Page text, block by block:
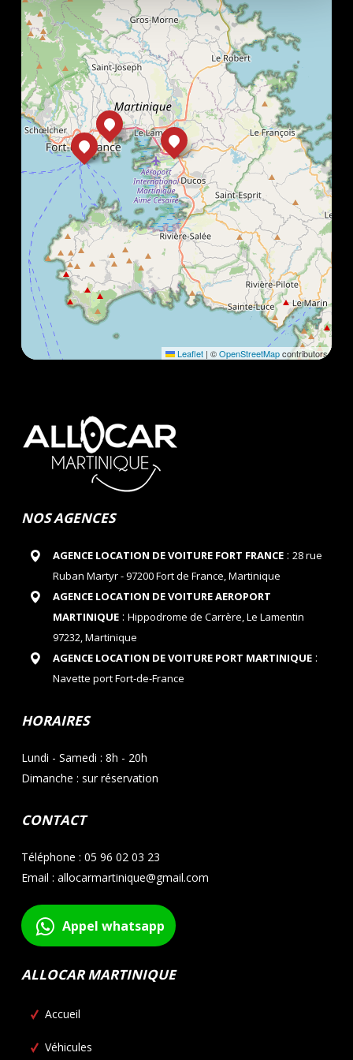
Leaflet | ©OpenStreetMapcontributors
NOS AGENCES
AGENCE LOCATION DE VOITURE FORT FRANCE: 28 rue
Ruban Martyr - 97200 Fort de France, Martinique
AGENCE LOCATION DE VOITURE AEROPORT
MARTINIQUE: Hippodrome de Carrère, Le Lamentin
97232, Martinique
AGENCE LOCATION DE VOITURE PORT MARTINIQUE:
Navette port Fort-de-France
HORAIRES
Lundi - Samedi : 8h - 20h
Dimanche : sur réservation
CONTACT
Téléphone : 05 96 02 03 23
Email : allocarmartinique@gmail.com
Appel whatsapp
ALLOCAR MARTINIQUE
Accueil
Véhicules